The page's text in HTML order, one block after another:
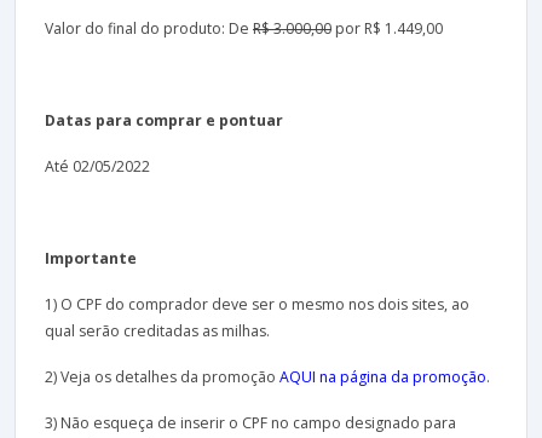
Valor do final do produto: De R$ 3.000,00 por R$ 1.449,00
Datas para comprar e pontuar
Até 02/05/2022
Importante
1) O CPF do comprador deve ser o mesmo nos dois sites, ao
qual serão creditadas as milhas.
2) Veja os detalhes da promoção AQUI na página da promoção.
3) Não esqueça de inserir o CPF no campo designado para